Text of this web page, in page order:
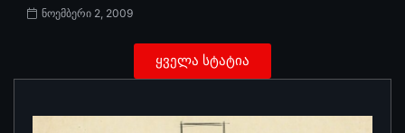
ნოემბერი 2, 2009
ყველა სტატია